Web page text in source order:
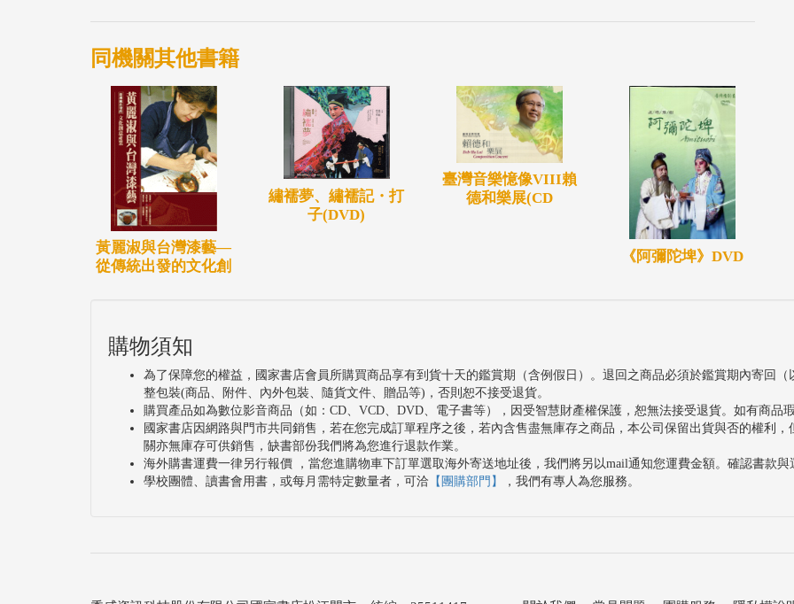
同機關其他書籍
黃麗淑與台灣漆藝—
從傳統出發的文化創
繡襦夢、繡襦記・打
子(DVD)
臺灣音樂憶像VIII賴
德和樂展(CD
《阿彌陀埤》DVD
購物須知
為了保障您的權益，國家書店會員所購買商品享有到貨十天的鑑賞期（含例假日）。退回之商品必須於鑑賞期內寄回
整包裝(商品、附件、內外包裝、隨貨文件、贈品等)，否則恕不接受退貨。
購買產品如為數位影音商品（如：CD、VCD、DVD、電子書等），因受智慧財產權保護，恕無法接受退貨。如有商品
國家書店因網路與門市共同銷售，若在您完成訂單程序之後，若內含售盡無庫存之商品，本公司保留出貨與否的權利
關亦無庫存可供銷售，缺書部份我們將為您進行退款作業。
海外購書運費一律另行報價 ，當您進購物車下訂單選取海外寄送地址後，我們將另以mail通知您運費金額。確認書款
學校團體、讀書會用書，或每月需特定數量者，可洽 【團購部門】 ，我們有專人為您服務。